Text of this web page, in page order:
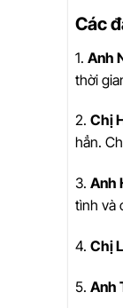
Các
1. Anh
thời
2. Chị
hẳn.
3. Anh
tình và
4. Chị
5. Anh